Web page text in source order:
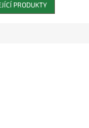
PRODUKTY